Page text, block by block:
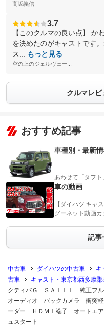
高坂義信
3.7
【このクルマの良い点】 か
を決めたのがキャストです
ス...
もっと見る
空の上のジェルヴェー...
クルマレ
おすすめ記事
車種別・最新
あわせて「タフ
車の動画
【ダイハツ キャ
グーネット動画
記事
中古車 ダイハツの中古車 キ
古車
キャスト・東京都西多摩
クティバＧ ＳＡＩＩＩ 純正フ
オーディオ バックカメラ 衝突
ーダー ＨＤＭＩ端子 オートエ
ュスタート